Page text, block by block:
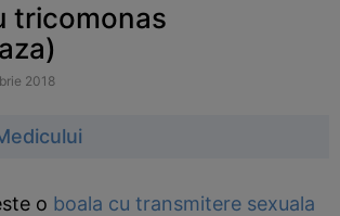
tricomonas
2018
o boala cu transmitere sexuala